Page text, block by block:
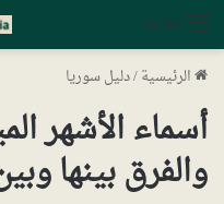
القائمة
الرئيسية/دليل سوريا
أسماء الأشهر
والفرق بينها